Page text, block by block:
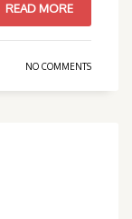
READ MORE
NO COMMENTS